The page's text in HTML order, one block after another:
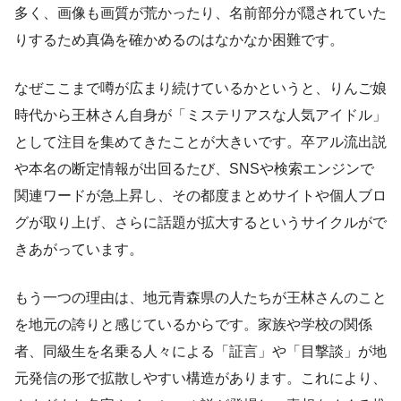
多く、画像も画質が荒かったり、名前部分が隠されていた
りするため真偽を確かめるのはなかなか困難です。
なぜここまで噂が広まり続けているかというと、りんご娘
時代から王林さん自身が「ミステリアスな人気アイドル」
として注目を集めてきたことが大きいです。卒アル流出説
や本名の断定情報が出回るたび、SNSや検索エンジンで
関連ワードが急上昇し、その都度まとめサイトや個人ブロ
グが取り上げ、さらに話題が拡大するというサイクルがで
きあがっています。
もう一つの理由は、地元青森県の人たちが王林さんのこと
を地元の誇りと感じているからです。家族や学校の関係
者、同級生を名乗る人々による「証言」や「目撃談」が地
元発信の形で拡散しやすい構造があります。これにより、